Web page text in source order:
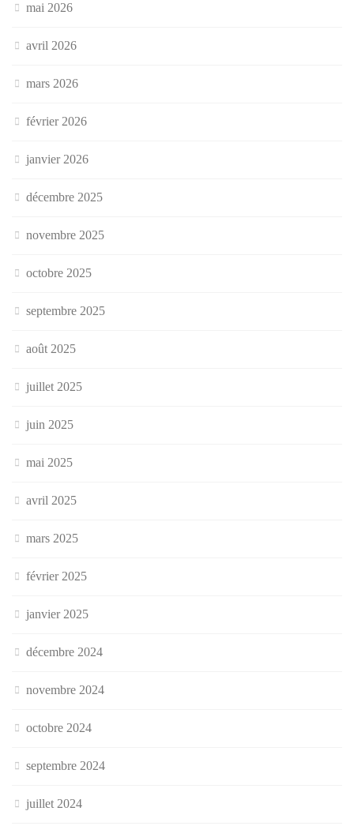
mai 2026
avril 2026
mars 2026
février 2026
janvier 2026
décembre 2025
novembre 2025
octobre 2025
septembre 2025
août 2025
juillet 2025
juin 2025
mai 2025
avril 2025
mars 2025
février 2025
janvier 2025
décembre 2024
novembre 2024
octobre 2024
septembre 2024
juillet 2024